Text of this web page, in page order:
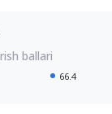
66.4